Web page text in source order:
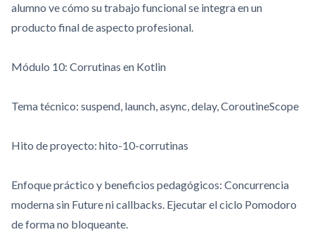
alumno ve cómo su trabajo funcional se integra en un
producto final de aspecto profesional.
Módulo 10: Corrutinas en Kotlin
Tema técnico: suspend, launch,async,delay,CoroutineScope
Hito de proyecto: hito-10-corrutinas
Enfoque práctico y beneficios pedagógicos: Concurrencia
moderna sin Futureni callbacks. Ejecutar el ciclo Pomodoro
de forma no bloqueante.